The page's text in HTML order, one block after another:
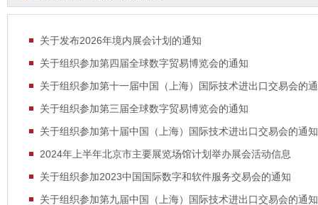
关于发布2026年境内展会计划的通知
关于组织参加第四届全球数字贸易博览会的通知
关于组织参加第十一届中国（上海）国际技术进出口交易会的
关于组织参加第三届全球数字贸易博览会的通知
关于组织参加第十届中国（上海）国际技术进出口交易会的通知
2024年上半年北京市主要展览场馆计划举办展会活动信息
关于组织参加2023中国国际数字和软件服务交易会的通知
关于组织参加第九届中国（上海）国际技术进出口交易会的通知